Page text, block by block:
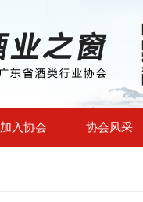
加入协会 协会风采